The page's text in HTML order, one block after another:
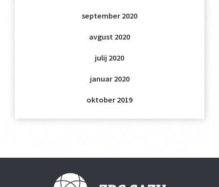
september 2020
avgust 2020
julij 2020
januar 2020
oktober 2019